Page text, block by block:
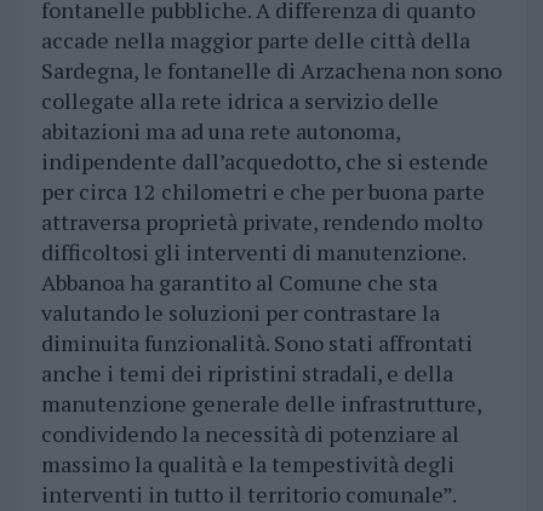
fontanelle pubbliche. A differenza di quanto
accade nella maggior parte delle città della
Sardegna, le fontanelle di Arzachena non sono
collegate alla rete idrica a servizio delle
abitazioni ma ad una rete autonoma,
indipendente dall’acquedotto, che si estende
per circa 12 chilometri e che per buona parte
attraversa proprietà private, rendendo molto
difficoltosi gli interventi di manutenzione.
Abbanoa ha garantito al Comune che sta
valutando le soluzioni per contrastare la
diminuita funzionalità. Sono stati affrontati
anche i temi dei ripristini stradali, e della
manutenzione generale delle infrastrutture,
condividendo la necessità di potenziare al
massimo la qualità e la tempestività degli
interventi in tutto il territorio comunale”.